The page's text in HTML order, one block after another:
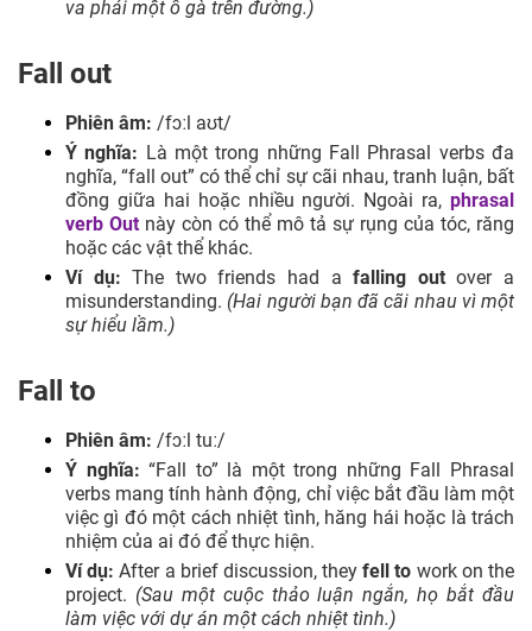
va phải một ổ gà trên đường.)
Fall out
Phiên âm: /fɔːl aʊt/
Ý nghĩa: Là một trong những Fall Phrasal verbs đa
nghĩa, “fall out” có thể chỉ sự cãi nhau, tranh luận, bất
đồng giữa hai hoặc nhiều người. Ngoài ra, phrasal
verb Out này còn có thể mô tả sự rụng của tóc, răng
hoặc các vật thể khác.
Ví dụ: The two friends had afalling outover a
misunderstanding. (Hai người bạn đã cãi nhau vì một
sự hiểu lầm.)
Fall to
Phiên âm: /fɔːl tuː/
Ý nghĩa: “Fall to” là một trong những Fall Phrasal
verbs mang tính hành động, chỉ việc bắt đầu làm một
việc gì đó một cách nhiệt tình, hăng hái hoặc là trách
nhiệm của ai đó để thực hiện.
Ví dụ: After a brief discussion, theyfell to work on the
project. (Sau một cuộc thảo luận ngắn, họ bắt đầu
làm việc với dự án một cách nhiệt tình.)